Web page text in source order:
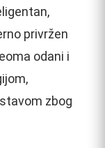
privržen
odani i
zbog